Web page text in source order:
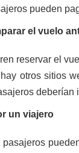
pueden
el vuelo
reservar el
otros sitios
deberían
un viajero